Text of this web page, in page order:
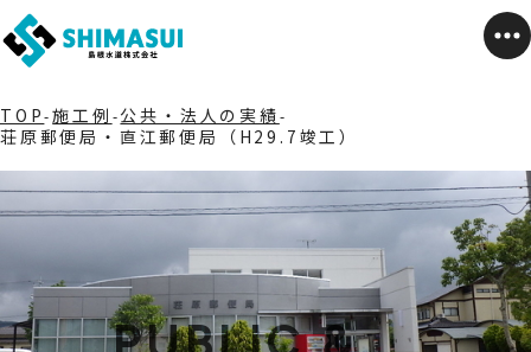
TOP 施工例 公共・法人の実績
荘原郵便局・直江郵便局（H29.7竣工）